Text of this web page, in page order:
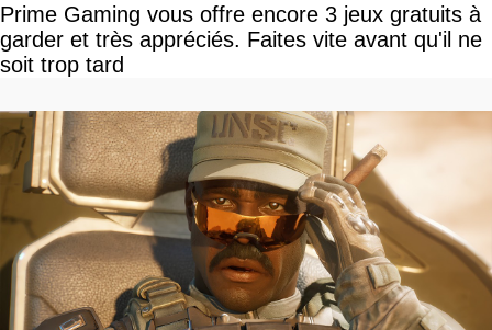
Prime Gaming vous offre encore 3 jeux gratuits à
garder et très appréciés. Faites vite avant qu'il ne
soit trop tard